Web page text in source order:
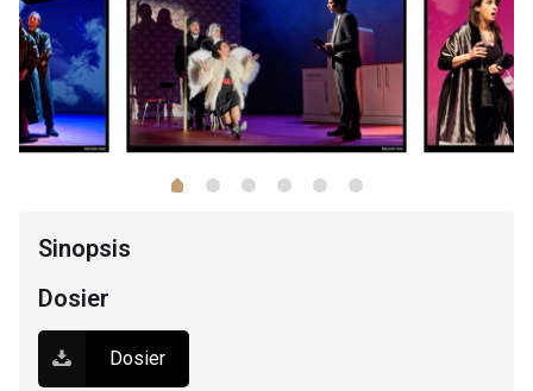
Sinopsis
Dosier
Dosier
0 1 2 3 4 5